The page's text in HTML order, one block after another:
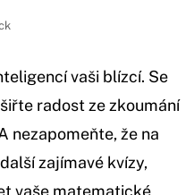
vaši blízcí. Se
radost ze zkoumání
nezapomeňte, že na
zajímavé kvízy,